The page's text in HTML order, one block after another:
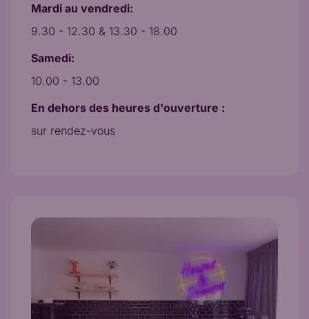
Mardi au vendredi:
9.30 - 12.30 & 13.30 - 18.00
Samedi:
10.00 - 13.00
En dehors des heures d'ouverture :
sur rendez-vous